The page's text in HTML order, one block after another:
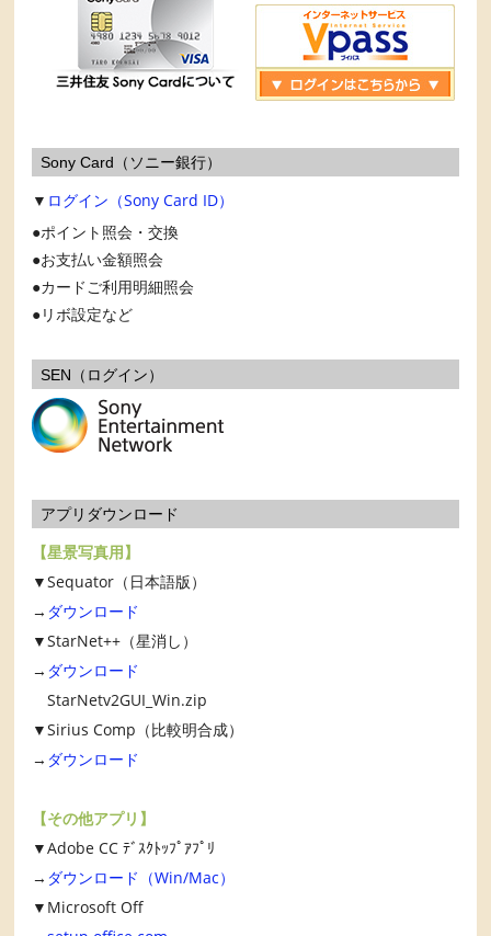
Sony Card（ソニー銀行）
▼ ログイン（Sony Card ID）
ポイント照会・交換
お支払い金額照会
カードご利用明細照会
リボ設定など
SEN（ログイン）
アプリダウンロード
【星景写真用】
▼Sequator（日本語版）
→ ダウンロード
▼StarNet++（星消し）
→ ダウンロード
StarNetv2GUI_Win.zip
▼Sirius Comp（比較明合成）
→ ダウンロード
【その他アプリ】
▼Adobe CC ﾃﾞｽｸﾄｯﾌﾟｱﾌﾟﾘ
→ ダウンロード（Win/Mac）
▼Microsoft Off